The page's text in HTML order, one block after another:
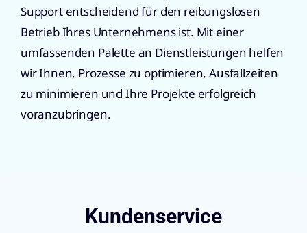
Support entscheidend für den reibungslosen
Betrieb Ihres Unternehmens ist. Mit einer
umfassenden Palette an Dienstleistungen helfen
wir Ihnen, Prozesse zu optimieren, Ausfallzeiten
zu minimieren und Ihre Projekte erfolgreich
voranzubringen.
Kundenservice